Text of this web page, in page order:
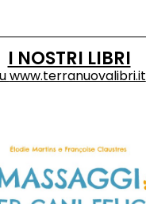
I NOSTRI LIBRI
www.terranuovalibri.it